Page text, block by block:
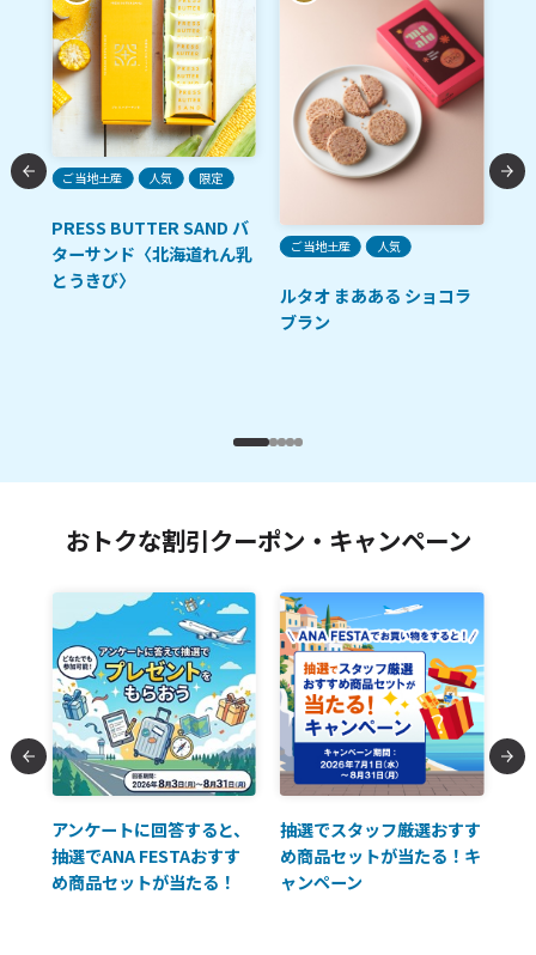
ご当地土産 人気 限定
PRESS BUTTER SAND バ
ターサンド〈北海道れん乳
とうきび〉
ご当地土産 人気
ルタオ まあある ショコラ
ブラン
おトクな割引クーポン・キャンペーン
アンケートに回答すると、
抽選でANA FESTAおすす
め商品セットが当たる！
抽選でスタッフ厳選おすす
め商品セットが当たる！キ
ャンペーン